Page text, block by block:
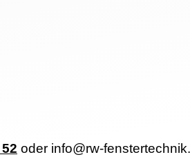
oder info@rw-